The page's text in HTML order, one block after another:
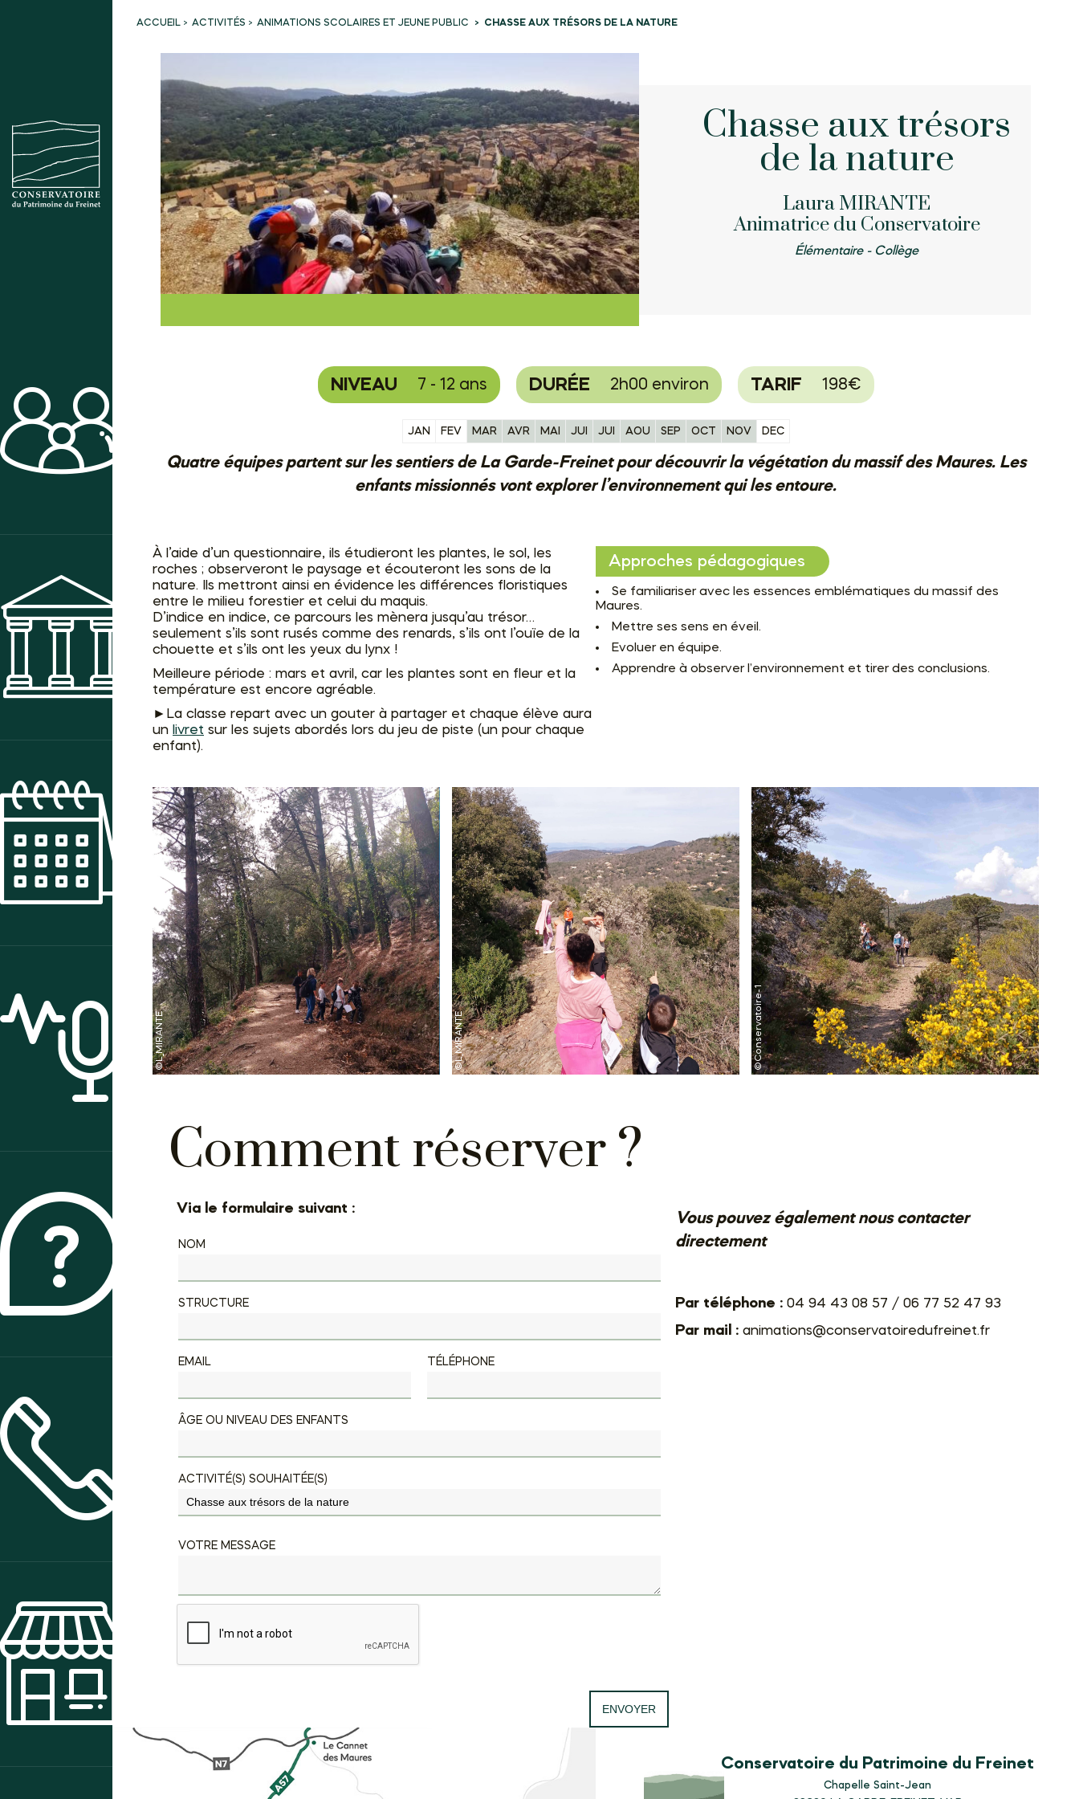
MUSÉE
AGENDA DES ANIMATIONS
ACTUALITÉS
CONTACT & ACCÈS
BOUTIQUE
ACCUEIL ACTIVITÉS ANIMATIONS SCOLAIRES ET JEUNE PUBLIC CHASSE AUX TRÉSORS DE LA NATURE
Chasse aux trésors
de la nature
Laura MIRANTE
Animatrice du Conservatoire
Élémentaire - Collège
NIVEAU 7 - 12 ans DURÉE 2h00 environ TARIF 198€
JAN FEV MAR AVR MAI JUI JUI AOU SEP OCT NOV DEC
Quatre équipes partent sur les sentiers de La Garde-Freinet pour découvrir la végétation du massif des Maures. Les
enfants missionnés vont explorer l’environnement qui les entoure.
À l’aide d’un questionnaire, ils étudieront les plantes, le sol, les
roches ; observeront le paysage et écouteront les sons de la
nature. Ils mettront ainsi en évidence les différences floristiques
entre le milieu forestier et celui du maquis.
D’indice en indice, ce parcours les mènera jusqu’au trésor…
seulement s’ils sont rusés comme des renards, s’ils ont l’ouïe de la
chouette et s’ils ont les yeux du lynx !
Meilleure période : mars et avril, car les plantes sont en fleur et la
température est encore agréable.
►La classe repart avec un gouter à partager et chaque élève aura
un livret sur les sujets abordés lors du jeu de piste (un pour chaque
enfant).
Approches pédagogiques
Se familiariser avec les essences emblématiques du massif des
Maures.
Mettre ses sens en éveil.
Evoluer en équipe.
Apprendre à observer l’environnement et tirer des conclusions.
Comment réserver ?
Via le formulaire suivant :
NOM
STRUCTURE
EMAIL TÉLÉPHONE
ÂGE OU NIVEAU DES ENFANTS
ACTIVITÉ(S) SOUHAITÉE(S)
VOTRE MESSAGE
Vous pouvez également nous contacter
directement
Par téléphone :04 94 43 08 57 / 06 77 52 47 93
Par mail :animations@conservatoiredufreinet.fr
Conservatoire du Patrimoine du Freinet
Chapelle Saint-Jean